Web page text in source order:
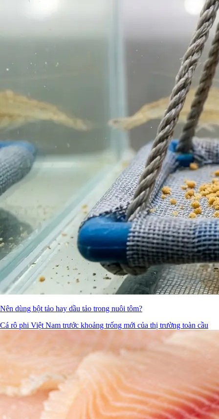
Nên dùng bột tảo hay dầu tảo trong nuôi tôm?
Cá rô phi Việt Nam trước khoảng trống mới của thị trường toàn cầu